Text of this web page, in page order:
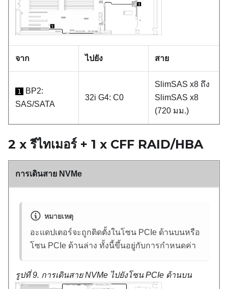
จาก ไปยัง สาย
1
BP2:
SAS/SATA
32i G4: C0
SlimSAS x8 ถึง
SlimSAS x8
(720 มม.)
2 x รีไทเมอร์ + 1 x CFF RAID/HBA
การเดินสาย NVMe
หมายเหตุ
อะแดปเตอร์จะถูกติดตั้งในโซน PCIe ด้านบนหรือ
โซน PCIe ด้านล่าง ทั้งนี้ขึ้นอยู่กับการกําหนดค่า
รูปที่ 9. การเดินสาย NVMe ไปยังโซน PCIe ด้านบน